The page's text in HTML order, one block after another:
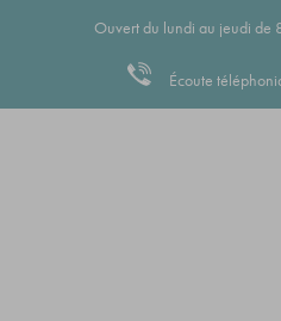
Ouvert du lundi au jeudi de
Écoute